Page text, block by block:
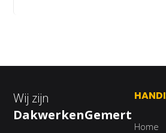
Wij zijn
DakwerkenGemert
Home